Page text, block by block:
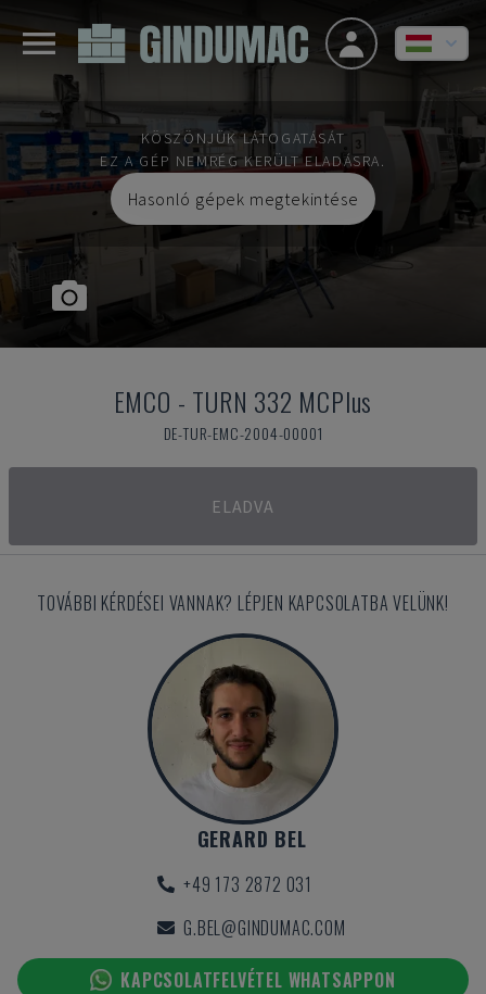
KÖSZÖNJÜK LÁTOGATÁSÁT
EZ A GÉP NEMRÉG KERÜLT ELADÁSRA.
Hasonló gépek megtekintése
EMCO - TURN 332 MCPlus
DE-TUR-EMC-2004-00001
ELADVA
TOVÁBBI KÉRDÉSEI VANNAK? LÉPJEN KAPCSOLATBA VELÜNK!
GERARD BEL
+49 173 2872 031
G.BEL@GINDUMAC.COM
KAPCSOLATFELVÉTEL WHATSAPPON